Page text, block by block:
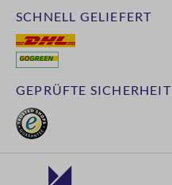
GEPRÜFTE SICHERHEIT
SCHNELL GELIEFERT